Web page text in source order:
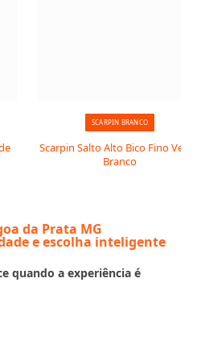
SCARPIN BRANCO
Scarpin Salto Alto Bico Fino
Branco
da Prata MG
e escolha inteligente
quando a experiência é